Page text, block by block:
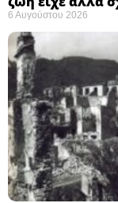
6 Αυγούστου 2026